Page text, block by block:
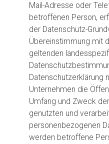
Mail-Adresse oder
betroffenen Person,
der Datenschutz-
Übereinstimmung mit
geltenden
Datenschutzerklärung
Unternehmen die
Umfang und Zweck
genutzten und
personenbezogenen
werden betroffene